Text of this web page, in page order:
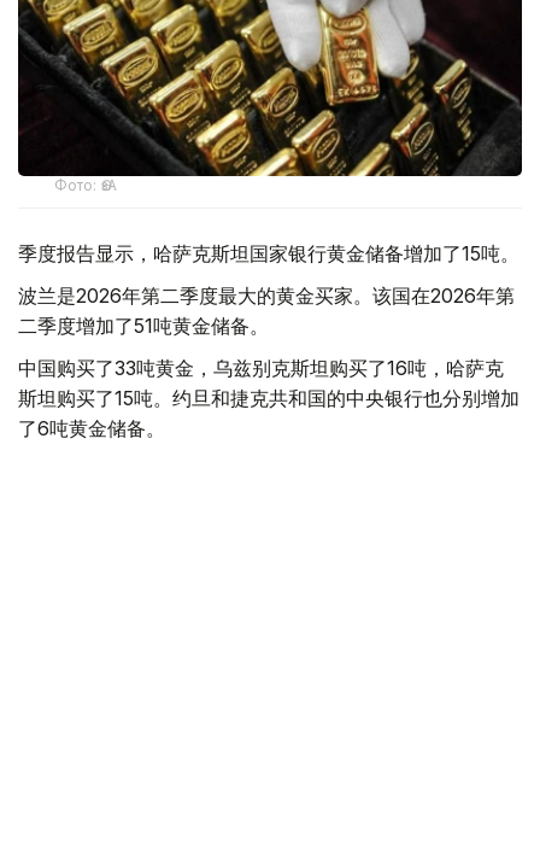
Фото: ӨзА
季度报告显示，哈萨克斯坦国家银行黄金储备增加了15吨。
波兰是2026年第二季度最大的黄金买家。该国在2026年第
二季度增加了51吨黄金储备。
中国购买了33吨黄金，乌兹别克斯坦购买了16吨，哈萨克
斯坦购买了15吨。约旦和捷克共和国的中央银行也分别增加
了6吨黄金储备。